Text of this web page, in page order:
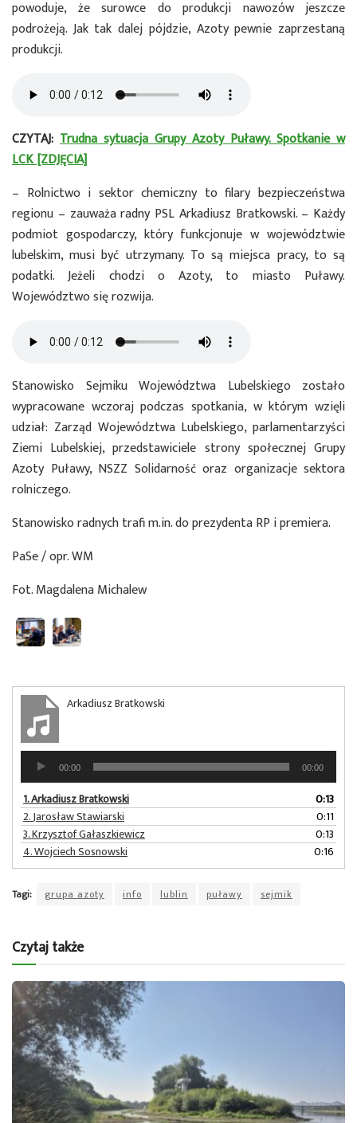
powoduje, że surowce do produkcji nawozów jeszcze
podrożeją. Jak tak dalej pójdzie, Azoty pewnie zaprzestaną
produkcji.
CZYTAJ: Trudna sytuacja Grupy Azoty Puławy. Spotkanie w
LCK [ZDJĘCIA]
– Rolnictwo i sektor chemiczny to filary bezpieczeństwa
regionu – zauważa radny PSL Arkadiusz Bratkowski. – Każdy
podmiot gospodarczy, który funkcjonuje w województwie
lubelskim, musi być utrzymany. To są miejsca pracy, to są
podatki. Jeżeli chodzi o Azoty, to miasto Puławy.
Województwo się rozwija.
Stanowisko Sejmiku Województwa Lubelskiego zostało
wypracowane wczoraj podczas spotkania, w którym wzięli
udział: Zarząd Województwa Lubelskiego, parlamentarzyści
Ziemi Lubelskiej, przedstawiciele strony społecznej Grupy
Azoty Puławy, NSZZ Solidarność oraz organizacje sektora
rolniczego.
Stanowisko radnych trafi m.in. do prezydenta RP i premiera.
PaSe / opr. WM
Fot. Magdalena Michalew
Arkadiusz Bratkowski
Odtwarzacz
plików
dźwiękowych
00:00 00:00
1.Arkadiusz Bratkowski
0:13
2.Jarosław Stawiarski
0:11
3.Krzysztof Gałaszkiewicz
0:13
4.Wojciech Sosnowski 0:16
Tagi: grupa azoty info lublin puławy sejmik
Czytaj także